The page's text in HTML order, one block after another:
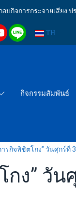
กิจการกระจายเสียง
TH
กิจกรรมสัมพันธ์
ารกิจพิชิตโกง” วันศุกร์ที่
กง” วั